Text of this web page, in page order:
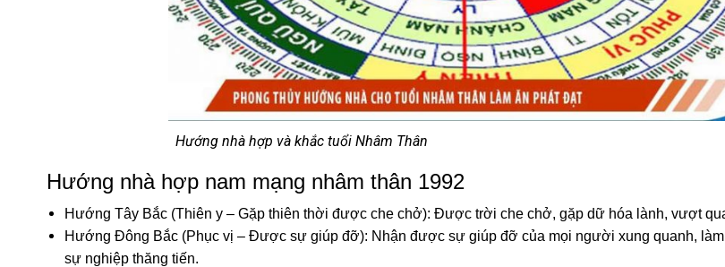
Hướng nhà hợp và khắc tuổi Nhâm Thân
Hướng nhà hợp nam mạng nhâm thân 1992
Hướng Tây Bắc (Thiên y – Gặp thiên thời được che chở): Được trời che chở, gặp dữ hóa lành, vượt
Hướng Đông Bắc (Phục vị – Được sự giúp đỡ): Nhận được sự giúp đỡ của mọi người xung quanh, làm
sự nghiệp thăng tiến.